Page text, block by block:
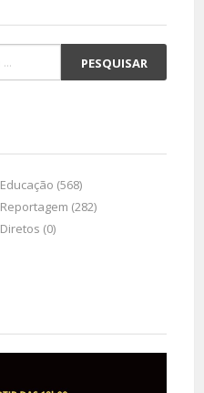
Educação (568)
Reportagem (282)
Diretos (0)